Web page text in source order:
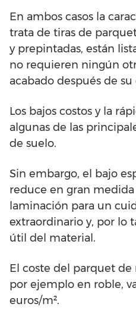
En ambos casos la
trata de tiras de
y prepintadas, están
no requieren ningún
acabado después de
Los bajos costos y la
algunas de las
de suelo.
Sin embargo, el bajo
reduce en gran
laminación para un
extraordinario y, por lo
útil del material.
El coste del parquet de
por ejemplo en roble,
euros/m².